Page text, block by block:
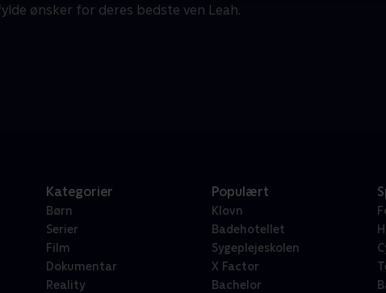
ønsker for deres bedste ven Leah.
Kategorier
Børn
Serier
Film
Dokumentar
Reality
Populært
Klovn
Badehotellet
Sygeplejeskolen
X Factor
Bachelor